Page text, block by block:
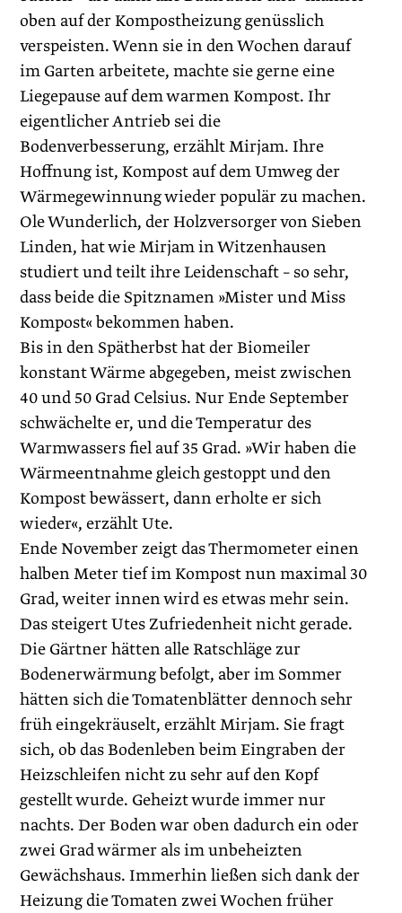
oben auf der Kompostheizung genüsslich
verspeisten. Wenn sie in den Wochen darauf
im Garten arbeitete, machte sie gerne eine
Liegepause auf dem warmen Kompost. Ihr
eigentlicher Antrieb sei die
Bodenverbesserung, erzählt Mirjam. Ihre
Hoffnung ist, Kompost auf dem Umweg der
Wärmegewinnung wieder populär zu machen.
Ole Wunderlich, der Holzversorger von Sieben
Linden, hat wie Mirjam in Witzenhausen
studiert und teilt ihre Leidenschaft – so sehr,
dass beide die Spitznamen »Mister und Miss
Kompost« bekommen haben.
Bis in den Spätherbst hat der Biomeiler
konstant Wärme abgegeben, meist zwischen
40 und 50 Grad Celsius. Nur Ende September
schwächelte er, und die Temperatur des
Warmwassers fiel auf 35 Grad. »Wir haben die
Wärmeentnahme gleich gestoppt und den
Kompost bewässert, dann erholte er sich
wieder«, erzählt Ute.
Ende November zeigt das Thermometer einen
halben Meter tief im Kompost nun maximal 30
Grad, weiter innen wird es etwas mehr sein.
Das steigert Utes Zufriedenheit nicht gerade.
Die Gärtner hätten alle Ratschläge zur
Bodenerwärmung befolgt, aber im Sommer
hätten sich die Tomatenblätter dennoch sehr
früh eingekräuselt, erzählt Mirjam. Sie fragt
sich, ob das Bodenleben beim Eingraben der
Heizschlei­fen nicht zu sehr auf den Kopf
gestellt wurde. Geheizt wurde immer nur
nachts. Der Boden war oben dadurch ein oder
zwei Grad wärmer als im unbeheizten
Gewächshaus. Immerhin ließen sich dank der
Heizung die Tomaten zwei Wochen früher